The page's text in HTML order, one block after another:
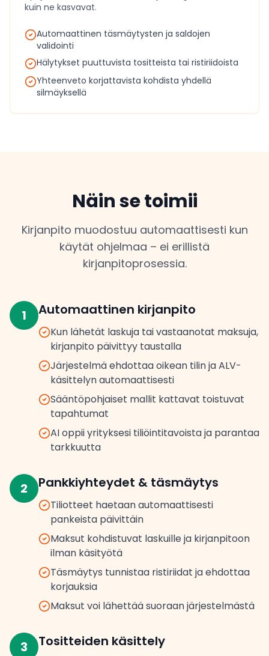
kuin ne kasvavat.
Automaattinen täsmäytysten ja saldojen
validointi
Hälytykset puuttuvista tositteista tai ristiriidoista
Yhteenveto korjattavista kohdista yhdellä
silmäyksellä
Näin se toimii
Kirjanpito muodostuu automaattisesti kun
käytät ohjelmaa – ei erillistä
kirjanpitoprosessia.
1 Automaattinen kirjanpito
Kun lähetät laskuja tai vastaanotat maksuja,
kirjanpito päivittyy taustalla
Järjestelmä ehdottaa oikean tilin ja ALV-
käsittelyn automaattisesti
Sääntöpohjaiset mallit kattavat toistuvat
tapahtumat
AI oppii yrityksesi tiliöintitavoista ja parantaa
tarkkuutta
2 Pankkiyhteydet & täsmäytys
Tiliotteet haetaan automaattisesti
pankeista päivittäin
Maksut kohdistuvat laskuille ja kirjanpitoon
ilman käsityötä
Täsmäytys tunnistaa ristiriidat ja ehdottaa
korjauksia
Maksut voi lähettää suoraan järjestelmästä
3 Tositteiden käsittely